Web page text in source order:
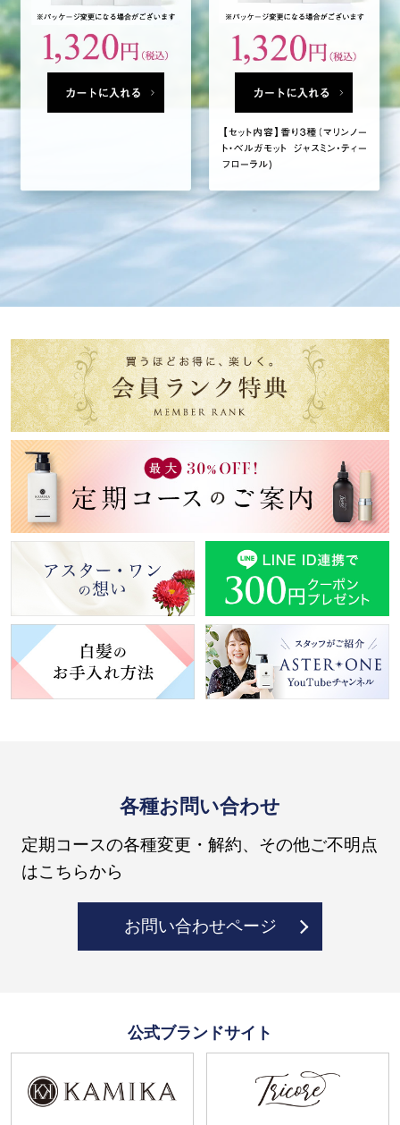
カートに入れる カートに入れる
各種お問い合わせ
定期コースの各種変更・解約、その他ご不明点
はこちらから
お問い合わせページ
公式ブランドサイト